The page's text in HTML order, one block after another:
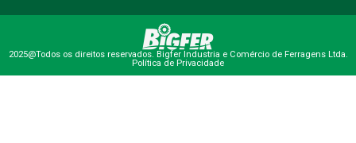
2025@Todos os direitos reservados. Bigfer Industria e Comércio de Ferragens Ltda.
Política de Privacidade